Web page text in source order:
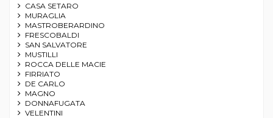
CASA SETARO
MURAGLIA
MASTROBERARDINO
FRESCOBALDI
SAN SALVATORE
MUSTILLI
ROCCA DELLE MACIE
FIRRIATO
DE CARLO
MAGNO
DONNAFUGATA
VELENTINI